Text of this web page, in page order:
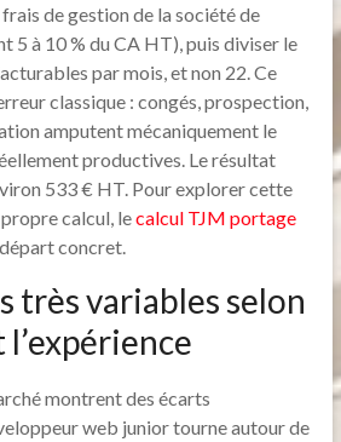
de gestion de la société de
5 à 10 % du CA HT), puis diviser le
par mois, et non 22. Ce
classique : congés, prospection,
amputent mécaniquement le
productives. Le résultat
533 € HT. Pour explorer cette
calcul, lecalcul TJM portage
concret.
très variables selon
montrent des écarts
web junior tourne autour de